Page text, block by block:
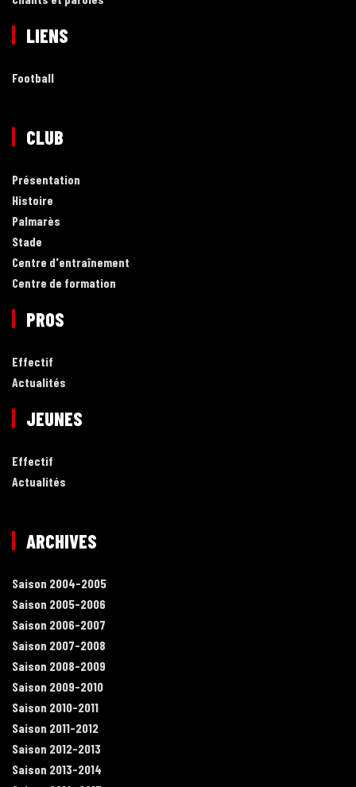
LIENS
Football
CLUB
Présentation
Histoire
Palmarès
Stade
Centre d'entraînement
Centre de formation
PROS
Effectif
Actualités
JEUNES
Effectif
Actualités
ARCHIVES
Saison 2004-2005
Saison 2005-2006
Saison 2006-2007
Saison 2007-2008
Saison 2008-2009
Saison 2009-2010
Saison 2010-2011
Saison 2011-2012
Saison 2012-2013
Saison 2013-2014